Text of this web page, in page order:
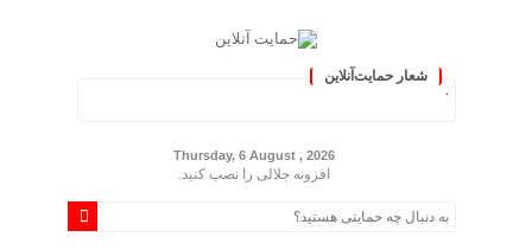
شعار حمایت‌آنلاین
Thursday, 6 August , 2026
افزونه جلالی را نصب کنید.